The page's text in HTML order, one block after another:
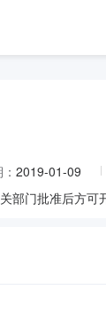
2019-01-09
部门批准后方可